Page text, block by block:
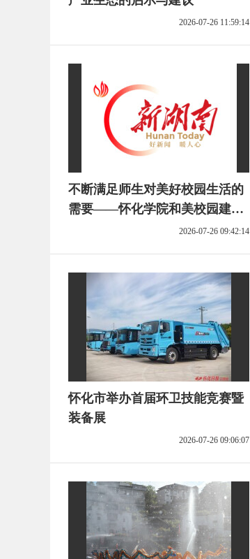
2026-07-26 11:59:14
不断满足师生对美好校园生活的
需要——怀化学院和美校园建设
2026-07-26 09:42:14
怀化市举办首届环卫技能竞赛暨
装备展
2026-07-26 09:06:07